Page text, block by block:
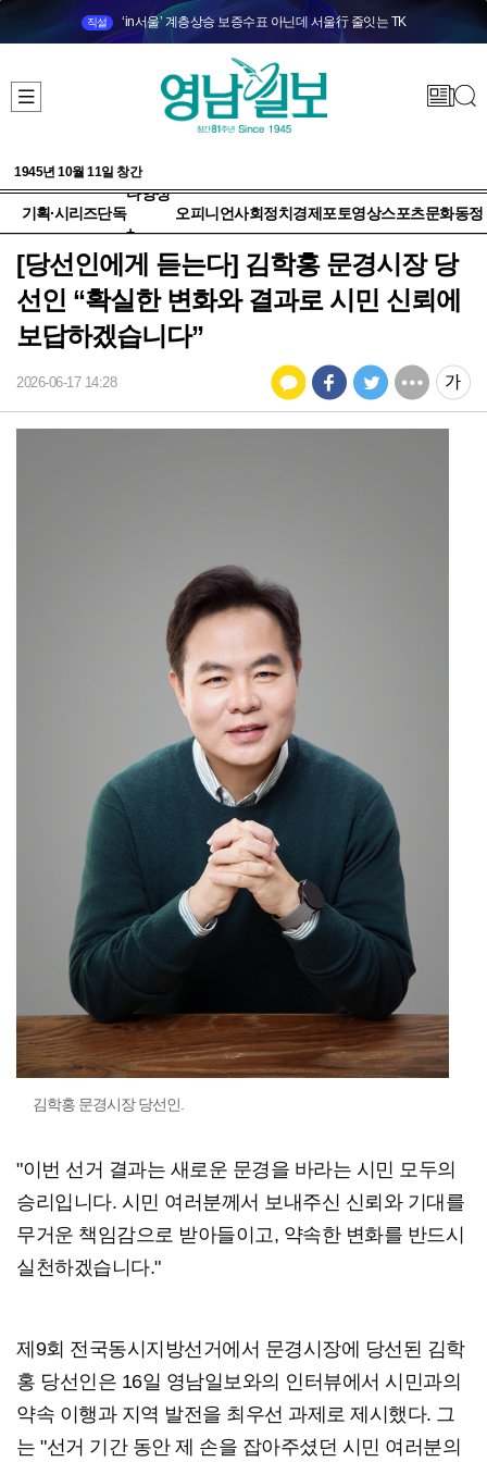
직설 ‘in서울’ 계층상승 보증수표 아닌데 서울行 줄잇는 TK
1945년 10월 11일 창간
기획·시리즈단독
다양성
+
오피니언사회정치 경제 포토영상스포츠문화동정
[당선인에게 듣는다] 김학홍 문경시장 당
선인 “확실한 변화와 결과로 시민 신뢰에
보답하겠습니다”
2026-06-17 14:28
김학홍 문경시장 당선인.
"이번 선거 결과는 새로운 문경을 바라는 시민 모두의
승리입니다. 시민 여러분께서 보내주신 신뢰와 기대를
무거운 책임감으로 받아들이고, 약속한 변화를 반드시
실천하겠습니다."
제9회 전국동시지방선거에서 문경시장에 당선된 김학
홍 당선인은 16일 영남일보와의 인터뷰에서 시민과의
약속 이행과 지역 발전을 최우선 과제로 제시했다. 그
는 "선거 기간 동안 제 손을 잡아주셨던 시민 여러분의